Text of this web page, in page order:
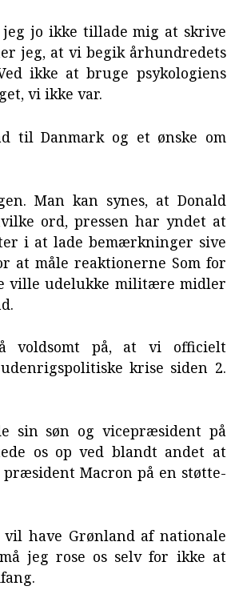
jo ikke tillade mig at skrive
jeg, at vi begik århundredets
ikke at bruge psykologiens
vi ikke var.
til Danmark og et ønske om
Man kan synes, at Donald
ord, pressen har yndet at
i at lade bemærkninger sive
at måle reaktionerne Som for
ville udelukke militære midler
voldsomt på, at vi officielt
krise siden 2.
sin søn og vicepræsident på
os op ved blandt andet at
Macron på en støtte-
have Grønland af nationale
jeg rose os selv for ikke at